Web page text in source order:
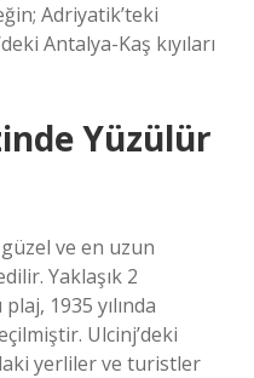
Adriyatik’teki
Antalya-Kaş kıyıları
Yüzülür
ve en uzun
Yaklaşık 2
1935 yılında
Ulcinj’deki
yerliler ve turistler